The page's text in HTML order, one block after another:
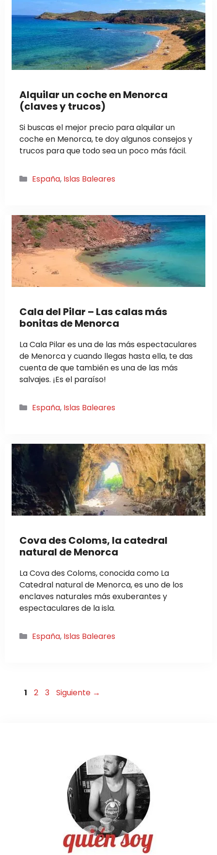
Alquilar un coche en Menorca
(claves y trucos)
Si buscas el mejor precio para alquilar un
coche en Menorca, te doy algunos consejos y
trucos para que todo sea un poco más fácil.
Categorías
España, Islas Baleares
Cala del Pilar – Las calas más
bonitas de Menorca
La Cala Pilar es una de las más espectaculares
de Menorca y cuando llegas hasta ella, te das
cuenta de que también es una de las más
salvajes. ¡Es el paraíso!
Categorías
España, Islas Baleares
Cova des Coloms, la catedral
natural de Menorca
La Cova des Coloms, conocida como La
Catedral natural de Menorca, es uno de los
enclaves naturales más exuberantes y
espectaculares de la isla.
Categorías
España, Islas Baleares
Página
1 Página
2 Página
3 Siguiente →